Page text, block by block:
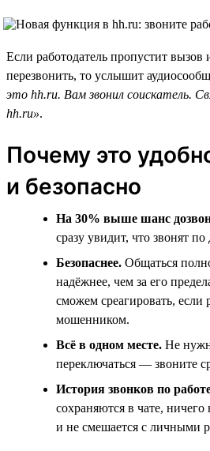
Если работодатель пропустит вызов
перезвонить, то услышит
это hh.ru. Вам звонил соискатель.
hh.ru».
Почему это
и безопасно
На 30% выше шанс
сразу увидит, что звонят по
Безопаснее. Общаться
надёжнее, чем за его
сможем среагировать, если
мошенником.
Всё в одном месте. Не
переключаться — звоните
История звонков по
сохраняются в чате, ничего
и не смешается с личными